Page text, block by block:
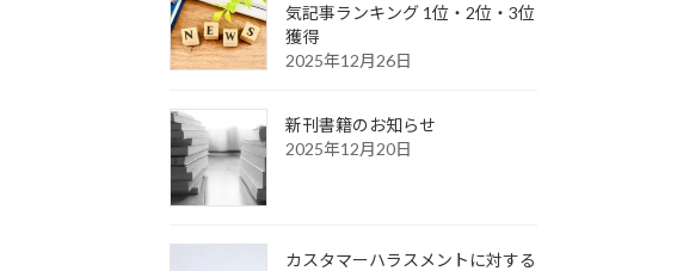
気記事ランキング 1位・2位・3位
獲得
2025年12月26日
新刊書籍のお知らせ
2025年12月20日
カスタマーハラスメントに対する